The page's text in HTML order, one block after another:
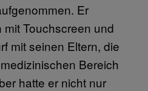
Er
Touchscreen und
mit seinen Eltern, die
Bereich
hatte er nicht nur